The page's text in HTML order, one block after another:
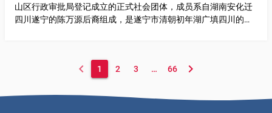
山区行政审批局登记成立的正式社会团体，成员系自湖南安化迁
四川遂宁的陈万源后裔组成，是遂宁市清朝初年湖广填四川的代
keyboard_arrow_left 1 2 3 … 66 keyboard_arrow_right